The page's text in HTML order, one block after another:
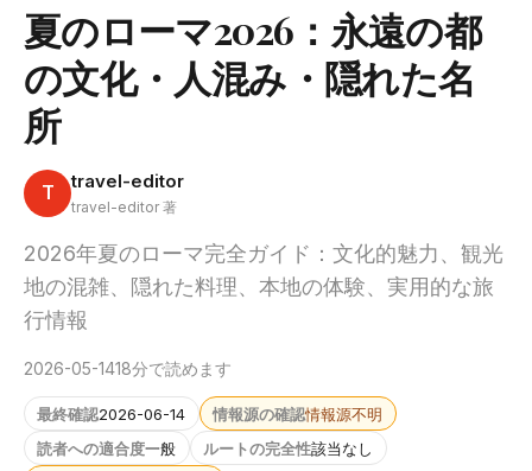
夏のローマ2026：永遠の都
の文化・人混み・隠れた名
所
T travel-editor
travel-editor 著
2026年夏のローマ完全ガイド：文化的魅力、観光
地の混雑、隠れた料理、本地の体験、実用的な旅
行情報
2026-05-1418分で読めます
最終確認2026-06-14 情報源の確認情報源不明
読者への適合度一般 ルートの完全性該当なし